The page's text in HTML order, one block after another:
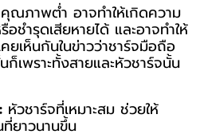
คุณภาพต่ำ อาจทำให้เกิดความ
ำรุดเสียหายได้ และอาจทำให้
เห็นกันในข่าวว่าชาร์จมือถือ
เพราะทั้งสายและหัวชาร์จนั้น
หัวชาร์จที่เหมาะสม ช่วยให้
ที่ยาวนานขึ้น